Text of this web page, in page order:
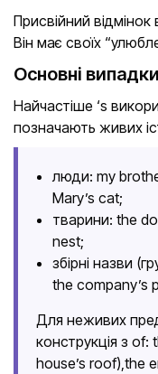
Присвійний відмінок
Він має своїх
Основні
Найчастіше ‘s
позначають живих
люди: my
Mary’s cat;
тварини: the
nest;
збірні назви
the company’s
Для неживих
конструкція з
house’s roof),the